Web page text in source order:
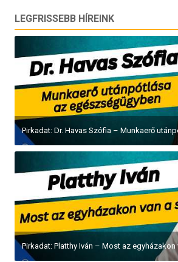
LEGFRISSEBB HÍREINK
Pirkadat: Dr. Havas Szófia – Munkaerő
Pirkadat: Platthy Iván – Most az egyházakon